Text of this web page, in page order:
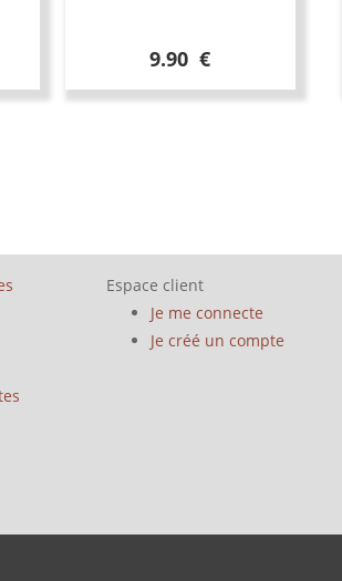
9.90 €
Espace client
Je me connecte
Je créé un compte